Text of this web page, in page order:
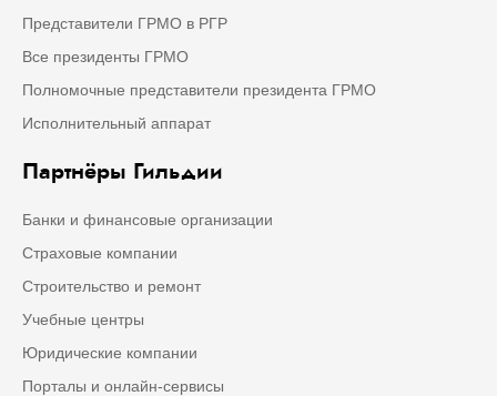
Представители ГРМО в РГР
Все президенты ГРМО
Полномочные представители президента ГРМО
Исполнительный аппарат
Партнёры Гильдии
Банки и финансовые организации
Страховые компании
Строительство и ремонт
Учебные центры
Юридические компании
Порталы и онлайн-сервисы